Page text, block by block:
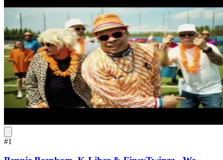
#1